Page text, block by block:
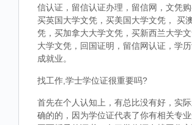
信认证，留信认证办理，留信网，文凭购
买英国大学文凭，买美国大学文凭， 买
凭，买加拿大大学文凭，买新西兰大学
大学文凭，回国证明，留信网认证，学
成就业。
找工作,学士学位证很重要吗?
首先在个人认知上，有总比没有好，实
确的的，因为学位证代表了你有相关专